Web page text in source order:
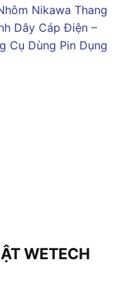
Nikawa Thang
Dây Cáp Điện –
Cụ Dùng Pin Dụng
WETECH